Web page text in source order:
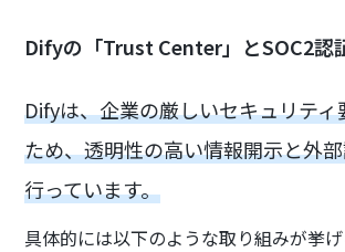
Difyの「Trust Center」とSOC2認
Difyは、企業の厳しいセキュリテ
ため、透明性の高い情報開示と外
行っています。
具体的には以下のような取り組みが挙げ